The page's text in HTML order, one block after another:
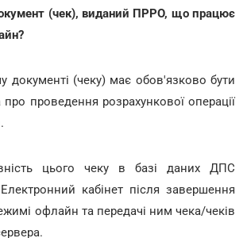
(чек), виданий ПРРО, що працює
документі (чеку) має обов'язково бути
проведення розрахункової операції
цього чеку в базі даних ДПС
кабінет після завершення
офлайн та передачі ним чека/чеків